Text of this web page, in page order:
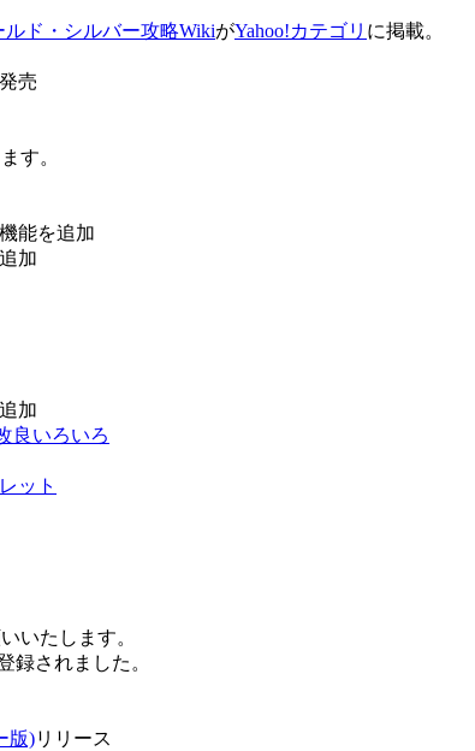
ド・シルバー攻略WikiがYahoo!カテゴリ に掲載。
売
す。
能を追加
加
加
良いろいろ
ット
いたします。
録されました。
版)リリース